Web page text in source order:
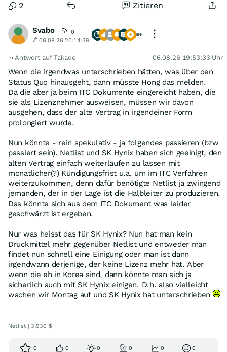
2 Zitieren
Svabo
0
06.08.26 20:14:39
Antwort auf Takado 06.08.26 19:53:33 Uhr
Wenn die irgendwas unterschrieben hätten, was über den
Status Quo hinausgeht, dann müsste Hong das melden.
Da die aber ja beim ITC Dokumente eingereicht haben, die
sie als Lizenznehmer ausweisen, müssen wir davon
ausgehen, dass der alte Vertrag in irgendeiner Form
prolongiert wurde.
Nun könnte - rein spekulativ - ja folgendes passieren (bzw
passiert sein). Netlist und SK Hynix haben sich geeinigt, den
alten Vertrag einfach weiterlaufen zu lassen mit
monatlicher(?) Kündigungsfrist u.a. um im ITC Verfahren
weiterzukommen, denn dafür benötigte Netlist ja zwingend
jemanden, der in der Lage ist die Halbleiter zu produzieren.
Das könnte sich aus dem ITC Dokument was leider
geschwärzt ist ergeben.
Nur was heisst das für SK Hynix? Nun hat man kein
Druckmittel mehr gegenüber Netlist und entweder man
findet nun schnell eine Einigung oder man ist dann
irgendwann derjenige, der keine Lizenz mehr hat. Aber
wenn die eh in Korea sind, dann könnte man sich ja
sicherlich auch mit SK Hynix einigen. D.h. also vielleicht
wachen wir Montag auf und SK Hynix hat unterschrieben
Netlist | 3,930 $
0 0 0 0 0 0